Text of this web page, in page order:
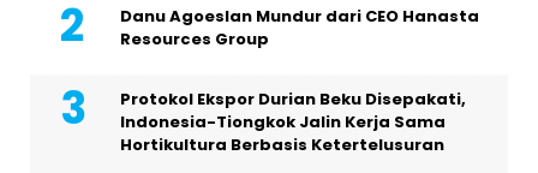
Danu Agoeslan Mundur dari CEO Hanasta
Resources Group
Protokol Ekspor Durian Beku Disepakati,
Indonesia-Tiongkok Jalin Kerja Sama
Hortikultura Berbasis Ketertelusuran